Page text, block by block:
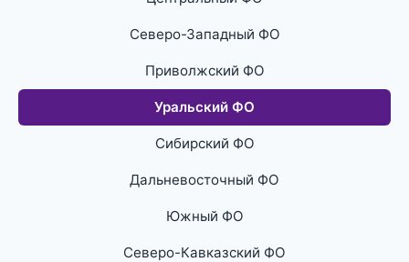
Северо-Западный ФО
Приволжский ФО
Уральский ФО
Сибирский ФО
Дальневосточный ФО
Южный ФО
Северо-Кавказский ФО